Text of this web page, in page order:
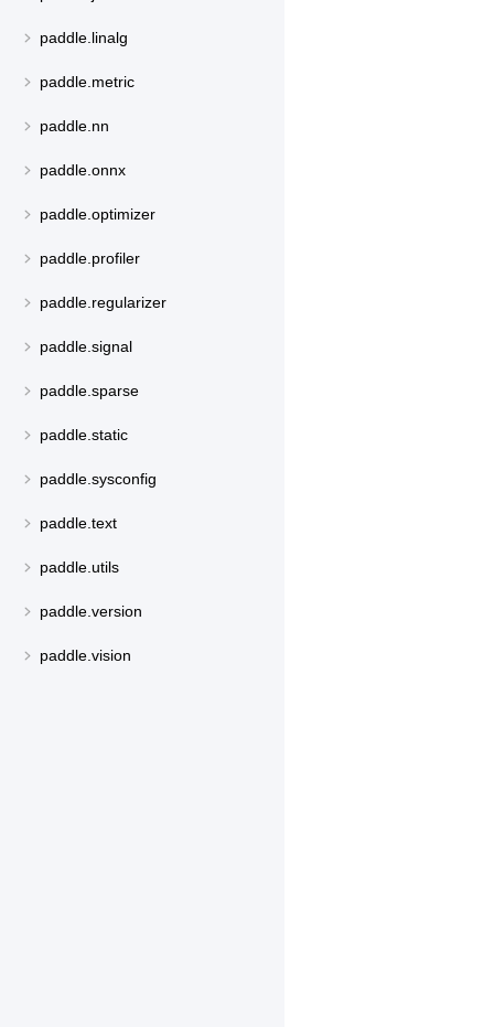
paddle.linalg
paddle.metric
paddle.nn
paddle.onnx
paddle.optimizer
paddle.profiler
paddle.regularizer
paddle.signal
paddle.sparse
paddle.static
paddle.sysconfig
paddle.text
paddle.utils
paddle.version
paddle.vision